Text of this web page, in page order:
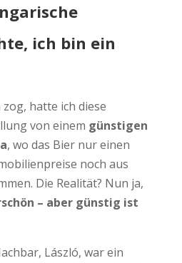
ich bin ein
hatte ich diese
von einem günstigen
, wo das Bier nur einen
noch aus
Die Realität? Nun ja,
– aber günstig ist
László, war ein